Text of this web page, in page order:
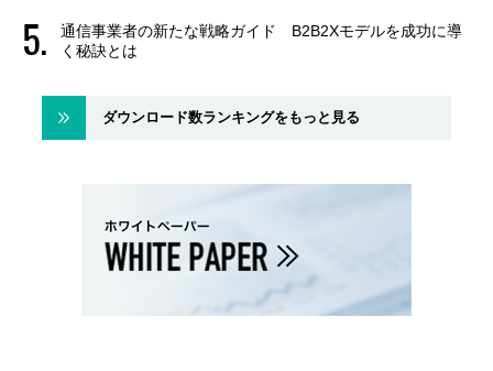
通信事業者の新たな戦略ガイド B2B2Xモデルを成功に導
く秘訣とは
ダウンロード数ランキングをもっと見る